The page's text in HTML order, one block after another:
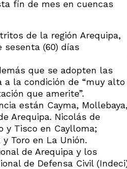
fin de mes en cuencas
de la región Arequipa,
(60) días
que se adopten las
a la condición de “muy alto
que amerite”.
están Cayma, Mollebaya,
Arequipa. Nicolás de
y Tisco en Caylloma;
Toro en La Unión.
de Arequipa y los
de Defensa Civil